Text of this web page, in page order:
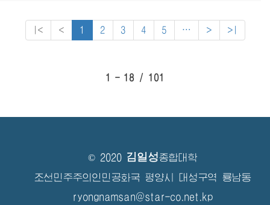
|< < 1 2 3 4 5 ⋯ > >|
1 - 18 / 101
© 2020 김일성종합대학
조선민주주의인민공화국 평양시 대성구역 룡남동
ryongnamsan@star-co.net.kp